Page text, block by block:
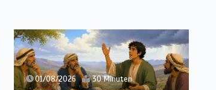
31/07/2026 21 Minuten